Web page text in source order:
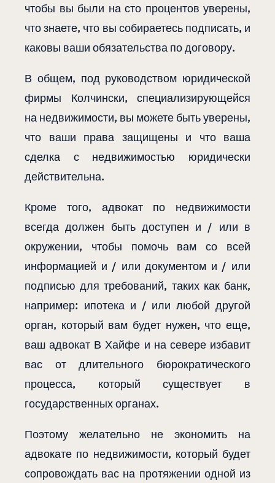
чтобы вы были на сто процентов уверены,
что знаете, что вы собираетесь подписать, и
каковы ваши обязательства по договору.
В общем, под руководством юридической
фирмы Колчински, специализирующейся
на недвижимости, вы можете быть уверены,
что ваши права защищены и что ваша
сделка с недвижимостью юридически
действительна.
Кроме того, адвокат по недвижимости
всегда должен быть доступен и / или в
окружении, чтобы помочь вам со всей
информацией и / или документом и / или
подписью для требований, таких как банк,
например: ипотека и / или любой другой
орган, который вам будет нужен, что еще,
ваш адвокат В Хайфе и на севере избавит
вас от длительного бюрократического
процесса, который существует в
государственных органах.
Поэтому желательно не экономить на
адвокате по недвижимости, который будет
сопровождать вас на протяжении одной из